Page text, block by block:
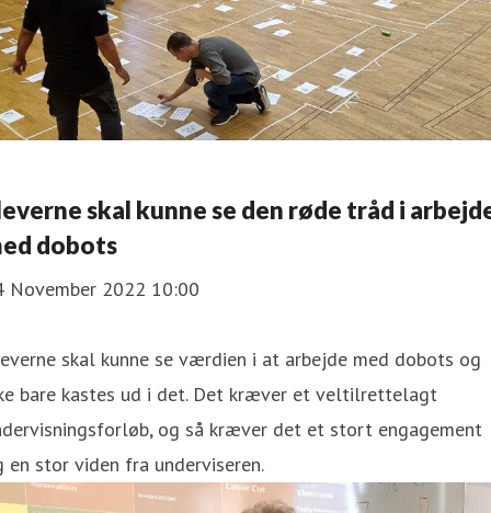
skal kunne se den røde tråd i
dobots
November 2022 10:00
skal kunne se værdien i at arbejde med dobots og
bare kastes ud i det. Det kræver et veltilrettelagt
og så kræver det et stort engagement
en stor viden fra underviseren.